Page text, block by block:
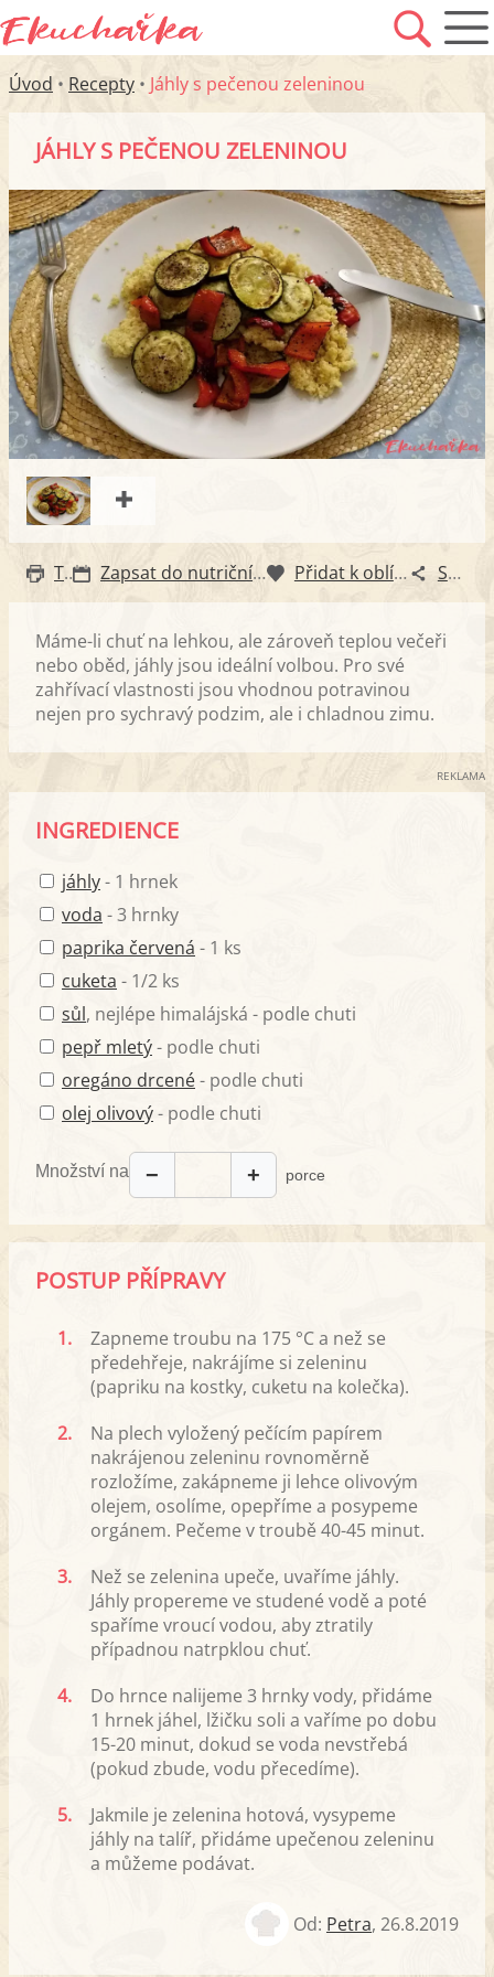
Úvod • Recepty • Jáhly s pečenou zeleninou
JÁHLY S PEČENOU ZELENINOU
Tisk Zapsat do nutričního diáře Přidat k oblíbeným Sdílet
Máme-li chuť na lehkou, ale zároveň teplou večeři
nebo oběd, jáhly jsou ideální volbou. Pro své
zahřívací vlastnosti jsou vhodnou potravinou
nejen pro sychravý podzim, ale i chladnou zimu.
REKLAMA
INGREDIENCE
jáhly- 1 hrnek
voda - 3 hrnky
paprika červená - 1 ks
cuketa - 1/2 ks
sůl, nejlépe himalájská - podle chuti
pepř mletý- podle chuti
oregáno drcené- podle chuti
olej olivový- podle chuti
Množství na − + porce
POSTUP PŘÍPRAVY
1.
Zapneme troubu na 175 °C a než se
předehřeje, nakrájíme si zeleninu
(papriku na kostky, cuketu na kolečka).
2.
Na plech vyložený pečícím papírem
nakrájenou zeleninu rovnoměrně
rozložíme, zakápneme ji lehce olivovým
olejem, osolíme, opepříme a posypeme
orgánem. Pečeme v troubě 40-45 minut.
3.
Než se zelenina upeče, uvaříme jáhly.
Jáhly propereme ve studené vodě a poté
spaříme vroucí vodou, aby ztratily
případnou natrpklou chuť.
4.
Do hrnce nalijeme 3 hrnky vody, přidáme
1 hrnek jáhel, lžičku soli a vaříme po dobu
15-20 minut, dokud se voda nevstřebá
(pokud zbude, vodu přecedíme).
5.
Jakmile je zelenina hotová, vysypeme
jáhly na talíř, přidáme upečenou zeleninu
a můžeme podávat.
Od: Petra, 26.8.2019